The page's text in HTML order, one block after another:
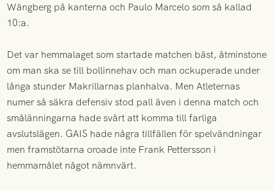
Wängberg på kanterna och Paulo Marcelo som så kallad
10:a.
Det var hemmalaget som startade matchen bäst, åtminstone
om man ska se till bollinnehav och man ockuperade under
långa stunder Makrillarnas planhalva. Men Atleternas
numer så säkra defensiv stod pall även i denna match och
smålänningarna hade svårt att komma till farliga
avslutslägen. GAIS hade några tillfällen för spelvändningar
men framstötarna oroade inte Frank Pettersson i
hemmamålet något nämnvärt.